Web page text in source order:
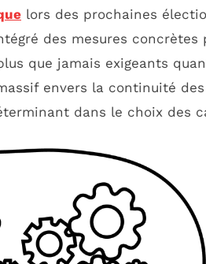
lors des prochaines
des mesures concrètes
que jamais exigeants
envers la continuité
dans le choix des